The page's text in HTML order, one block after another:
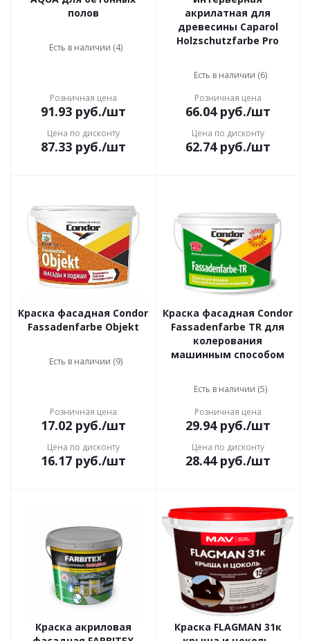
полов
Есть в наличии (4)
Розничная цена
91.93руб./шт
Цена по дисконту
87.33руб./шт
акрилатная для
древесины Caparol
Holzschutzfarbe Pro
Есть в наличии (6)
Розничная цена
66.04руб./шт
Цена по дисконту
62.74руб./шт
Краска фасадная Condor
Fassadenfarbe Objekt
Есть в наличии (9)
Розничная цена
17.02руб./шт
Цена по дисконту
16.17руб./шт
Краска фасадная Condor
Fassadenfarbe TR для
колерования
машинным способом
Есть в наличии (5)
Розничная цена
29.94руб./шт
Цена по дисконту
28.44руб./шт
Краска акриловая
Краска FLAGMAN 31к